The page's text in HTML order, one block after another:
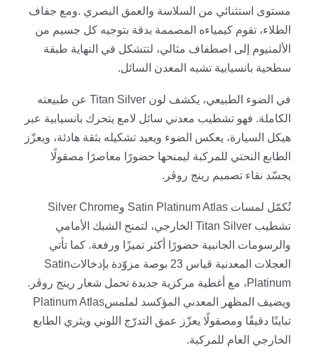
مستوى استثنائي من السلاسة والعمق البصري .ومع جفاف
الطلاء، تقوم كيمياءه المصممة بدقة بتوجيه كل جسيم من
الألمنيوم إلى اصطفاف مثالي، لتتشكل في النهاية طبقة
سطحية بانسيابية تشبه المعدن السائل.
في الضوء الطبيعي، يكشف لون Titan Silver عن طبيعته
الكاملة. فهو تشطيب معدني سائل لامع يتحرك بانسيابية عبر
هيكل السيارة، يعكس الضوء ويعيد تشكيله بثقة هادئة، ويعزّز
الطابع النحتي للمركبة ليمنحها حضورًا معاصرًا مصقولًا
يجسّد نقاء تصميم رينج روڤر .
تُكمّل لمسات Satin Platinum Atlas وSilver Chrome
تشطيب Titan Silver الخارجي، لتمنح الشبك الأمامي
والرسومات الجانبية حضورًا أكثر تميزًا ورفعة. كما تأتي
العجلات المعدنية قياس 23 بوصة مزوّدة بإدخالات
Satin
Platinum، مع أغطية مركزية جديدة تحمل شعار رينج روڤر.
ويضيف المظهر المعدني المؤكسد لملمسPlatinum Atlas
تباينًا دقيقًا ومصقولًا يعزّز عمق التدرّج اللوني ويثري الطابع
الخارجي العام للمركبة.